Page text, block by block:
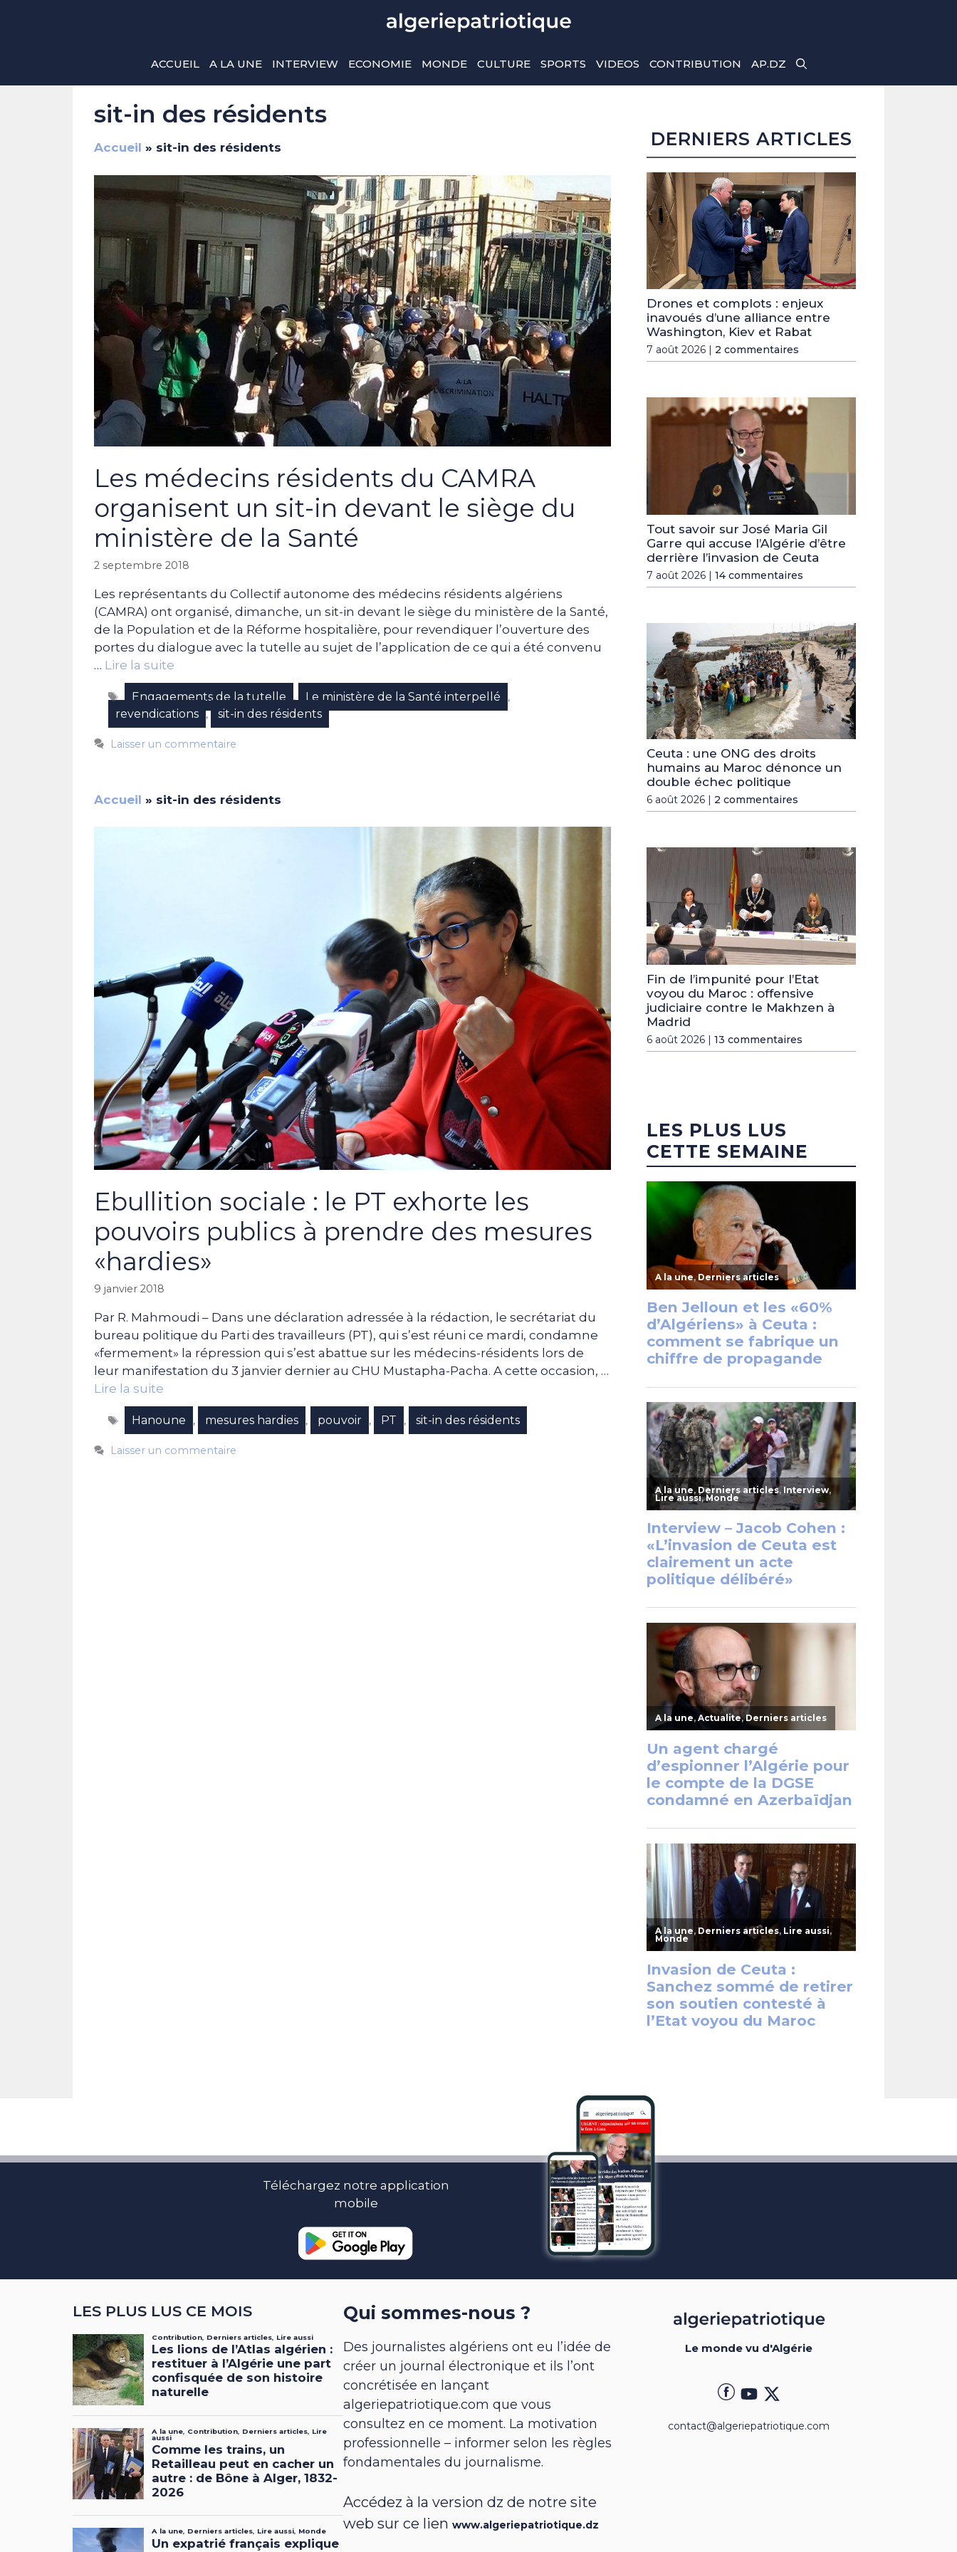
ACCUEIL A LA UNE INTERVIEW ECONOMIE MONDE CULTURE SPORTS VIDEOS CONTRIBUTION AP.DZ
sit-in des résidents
Accueil » sit-in des résidents
Les médecins résidents du CAMRA
organisent un sit-in devant le siège du
ministère de la Santé
2 septembre 2018
Les représentants du Collectif autonome des médecins résidents algériens
(CAMRA) ont organisé, dimanche, un sit-in devant le siège du ministère de la Santé,
de la Population et de la Réforme hospitalière, pour revendiquer l’ouverture des
portes du dialogue avec la tutelle au sujet de l’application de ce qui a été convenu
… Lire la suite
Étiquettes
Engagements de la tutelle , Le ministère de la Santé interpellé ,
revendications , sit-in des résidents
Laisser un commentaire
Accueil » sit-in des résidents
Ebullition sociale : le PT exhorte les
pouvoirs publics à prendre des mesures
«hardies»
9 janvier 2018
Par R. Mahmoudi – Dans une déclaration adressée à la rédaction, le secrétariat du
bureau politique du Parti des travailleurs (PT), qui s’est réuni ce mardi, condamne
«fermement» la répression qui s’est abattue sur les médecins-résidents lors de
leur manifestation du 3 janvier dernier au CHU Mustapha-Pacha. A cette occasion, …
Lire la suite
Étiquettes
Hanoune , mesures hardies , pouvoir , PT , sit-in des résidents
Laisser un commentaire
DERNIERS ARTICLES
Drones et complots : enjeux
inavoués d’une alliance entre
Washington, Kiev et Rabat
7 août 2026 | 2 commentaires
Tout savoir sur José Maria Gil
Garre qui accuse l’Algérie d’être
derrière l’invasion de Ceuta
7 août 2026 | 14 commentaires
Ceuta : une ONG des droits
humains au Maroc dénonce un
double échec politique
6 août 2026 | 2 commentaires
Fin de l’impunité pour l’Etat
voyou du Maroc : offensive
judiciaire contre le Makhzen à
Madrid
6 août 2026 | 13 commentaires
LES PLUS LUS
CETTE SEMAINE
Téléchargez notre application
mobile
LES PLUS LUS CE MOIS Qui sommes-nous ?
Des journalistes algériens ont eu l’idée de
créer un journal électronique et ils l’ont
concrétisée en lançant
algeriepatriotique.com que vous
consultez en ce moment. La motivation
professionnelle – informer selon les règles
fondamentales du journalisme.
Accédez à la version dz de notre site
web sur ce lienwww.algeriepatriotique.dz
Le monde vu d'Algérie
contact@algeriepatriotique.com